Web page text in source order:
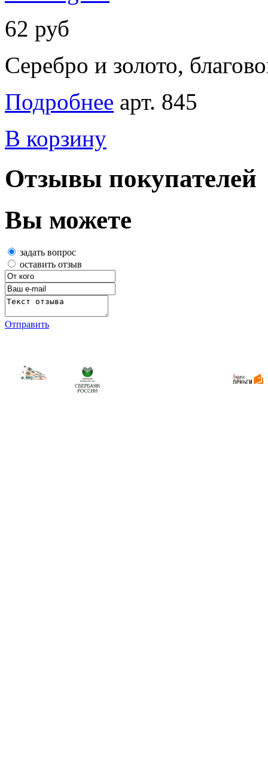
62 руб
Серебро и золото,
Подробнее арт. 845
В корзину
Отзывы покупателей
Вы можете
задать вопрос
оставить отзыв
Отправить